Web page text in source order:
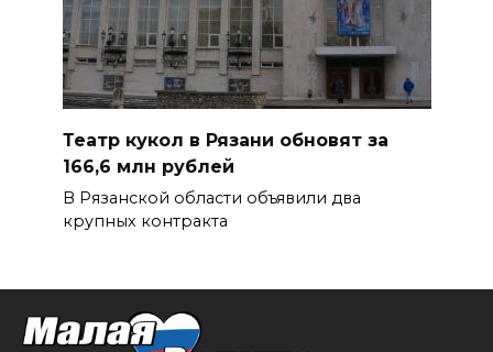
Театр кукол в Рязани обновят за
166,6 млн рублей
В Рязанской области объявили два
крупных контракта